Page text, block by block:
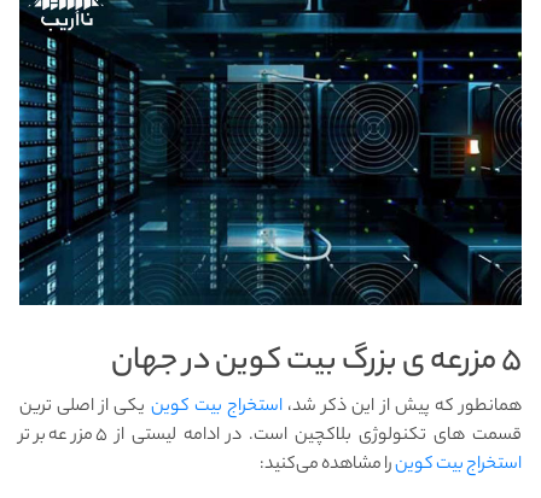
۵ مزرعه ی بزرگ بیت کوین در جهان
همانطور که پیش از این ذکر شد،استخراج بیت کوین یکی از اصلی ترین
قسمت های تکنولوژی بلاکچین است. در ادامه لیستی از ۵ مزرعه برتر
استخراج بیت کوینرا مشاهده می‌کنید: